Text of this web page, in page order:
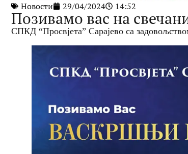
Новости 29/04/2024 14:52
Позивамо вас на
СПКД “Просвјета” Сарајево са